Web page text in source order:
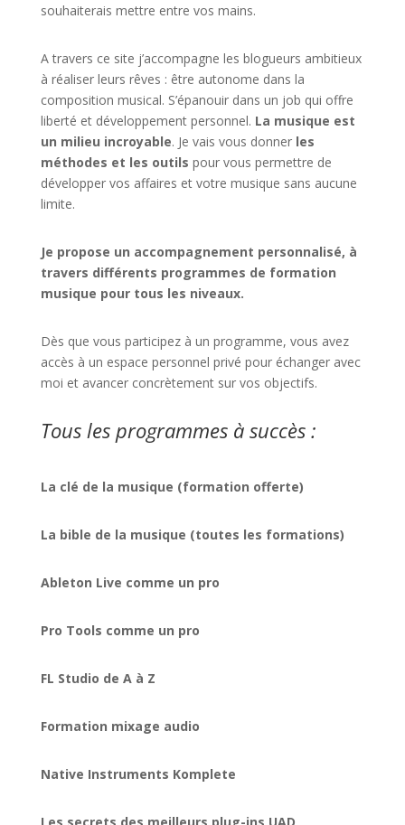
souhaiterais mettre entre vos mains.
A travers ce site j’accompagne les blogueurs ambitieux
à réaliser leurs rêves : être autonome dans la
composition musical. S’épanouir dans un job qui offre
liberté et développement personnel. La musique est
un milieu incroyable. Je vais vous donner les
méthodes et les outils pour vous permettre de
développer vos affaires et votre musique sans aucune
limite.
Je propose un accompagnement personnalisé, à
travers différents programmes de formation
musique pour tous les niveaux.
Dès que vous participez à un programme, vous avez
accès à un espace personnel privé pour échanger avec
moi et avancer concrètement sur vos objectifs.
Tous les programmes à succès :
La clé de la musique (formation offerte)
La bible de la musique (toutes les formations)
Ableton Live comme un pro
Pro Tools comme un pro
FL Studio de A à Z
Formation mixage audio
Native Instruments Komplete
Les secrets des meilleurs plug-ins UAD